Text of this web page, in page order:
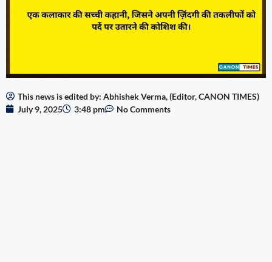
This news is edited by: Abhishek Verma, (Editor, CANON TIMES)
July 9, 2025
3:48 pm No Comments